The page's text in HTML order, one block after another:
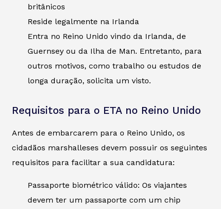
britânicos
Reside legalmente na Irlanda
Entra no Reino Unido vindo da Irlanda, de
Guernsey ou da Ilha de Man. Entretanto, para
outros motivos, como trabalho ou estudos de
longa duração, solicita um visto.
Requisitos para o ETA no Reino Unido
Antes de embarcarem para o Reino Unido, os
cidadãos marshalleses devem possuir os seguintes
requisitos para facilitar a sua candidatura:
Passaporte biométrico válido: Os viajantes
devem ter um passaporte com um chip